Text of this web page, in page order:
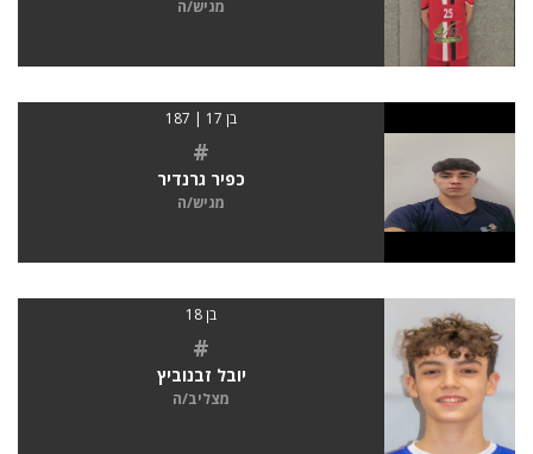
מגיש/ה
בן 17 | 187
#
כפיר גרנדיר
מגיש/ה
בן 18
#
יובל זבנוביץ
מצליב/ה